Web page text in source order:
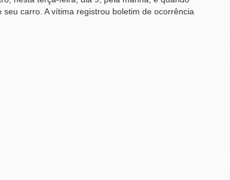
carro. A vítima registrou boletim de ocorrência